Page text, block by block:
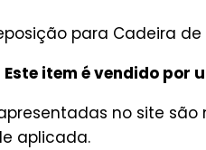
para Cadeira
item é vendido por
no site
aplicada.